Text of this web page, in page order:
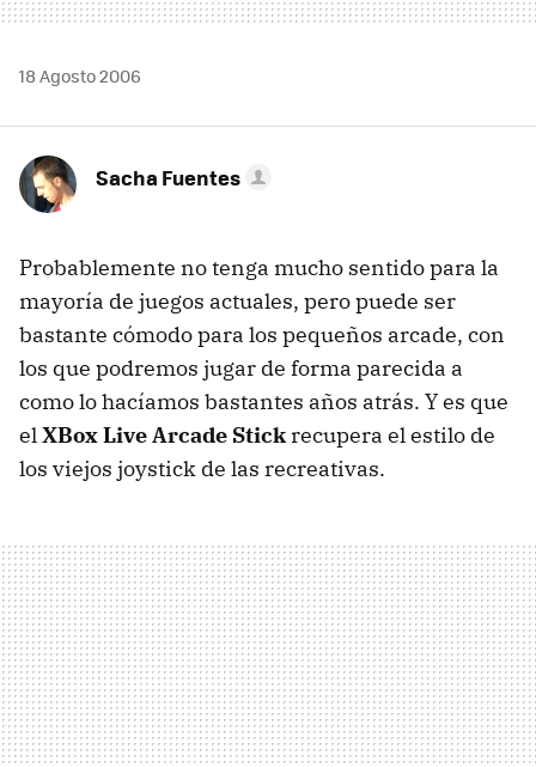
18 Agosto 2006
Sacha Fuentes
Probablemente no tenga mucho sentido para la
mayoría de juegos actuales, pero puede ser
bastante cómodo para los pequeños arcade, con
los que podremos jugar de forma parecida a
como lo hacíamos bastantes años atrás. Y es que
elXBox Live Arcade Stickrecupera el estilo de
los viejos joystick de las recreativas.